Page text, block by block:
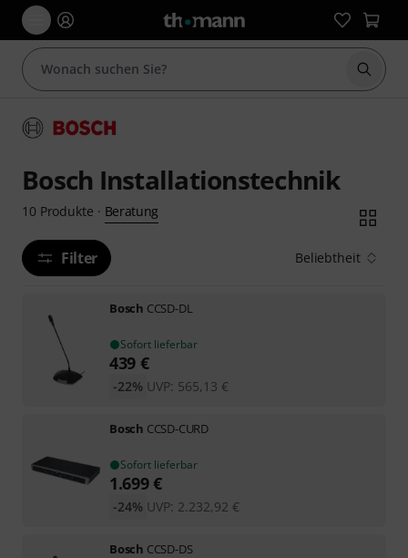
Suche
Bosch Installationstechnik
10 Produkte · Beratung
Filter Beliebtheit
Bosch CCSD-DL
Sofort lieferbar
439 €
UVP: 565,13 €
-22%
Bosch CCSD-CURD
Sofort lieferbar
1.699€
UVP: 2.232,92 €
-24%
Bosch CCSD-DS